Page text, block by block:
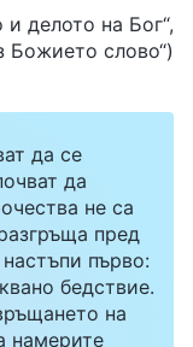
и делото на Бог“,
Божието слово“)
да се
да
не са
пред
първо:
бедствие.
на
намерите